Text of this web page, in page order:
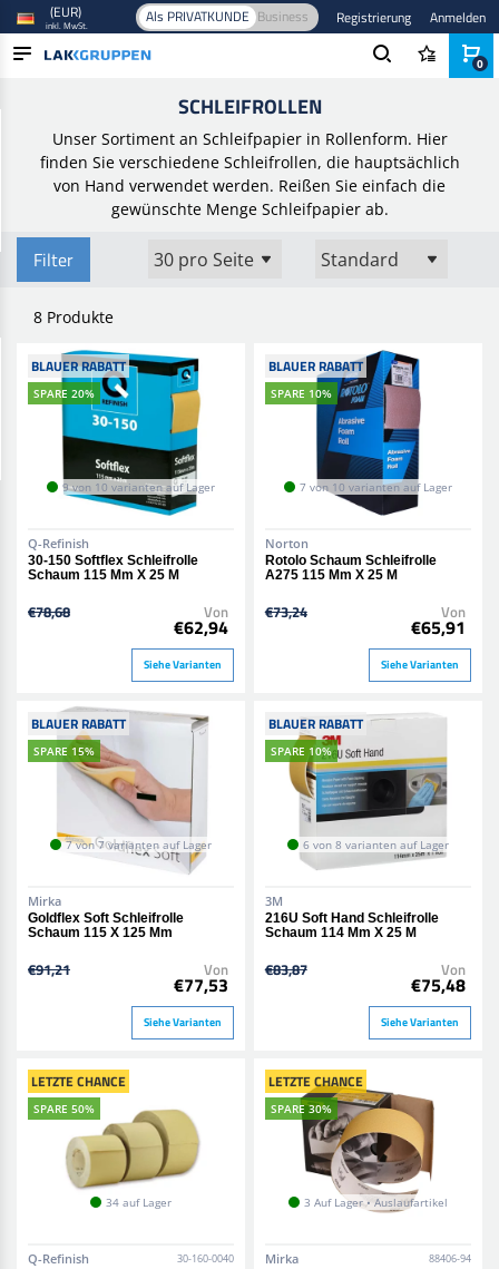
BRANCHEN
BLOG
(EUR)
inkl. MwSt. Als PRIVATKUNDE Business Registrierung Anmelden
SCHLEIFROLLEN
Unser Sortiment an Schleifpapier in Rollenform. Hier
finden Sie verschiedene Schleifrollen, die hauptsächlich
von Hand verwendet werden. Reißen Sie einfach die
gewünschte Menge Schleifpapier ab.
Filter
8 Produkte
BLAUER RABATT
SPARE 20%
9 von 10 varianten auf Lager
Q-Refinish
30-150 Softflex Schleifrolle
Schaum 115 Mm X 25 M
€78,68 Von
€62,94
Siehe Varianten
BLAUER RABATT
SPARE 10%
7 von 10 varianten auf Lager
Norton
Rotolo Schaum Schleifrolle
A275 115 Mm X 25 M
€73,24 Von
€65,91
Siehe Varianten
BLAUER RABATT
SPARE 15%
7 von 7 varianten auf Lager
Mirka
Goldflex Soft Schleifrolle
Schaum 115 X 125 Mm
€91,21 Von
€77,53
Siehe Varianten
BLAUER RABATT
SPARE 10%
6 von 8 varianten auf Lager
3M
216U Soft Hand Schleifrolle
Schaum 114 Mm X 25 M
€83,87 Von
€75,48
Siehe Varianten
LETZTE CHANCE
SPARE 50%
34 auf Lager
Q-Refinish 30-160-0040
LETZTE CHANCE
SPARE 30%
3 Auf Lager • Auslaufartikel
Mirka 88406-94
0